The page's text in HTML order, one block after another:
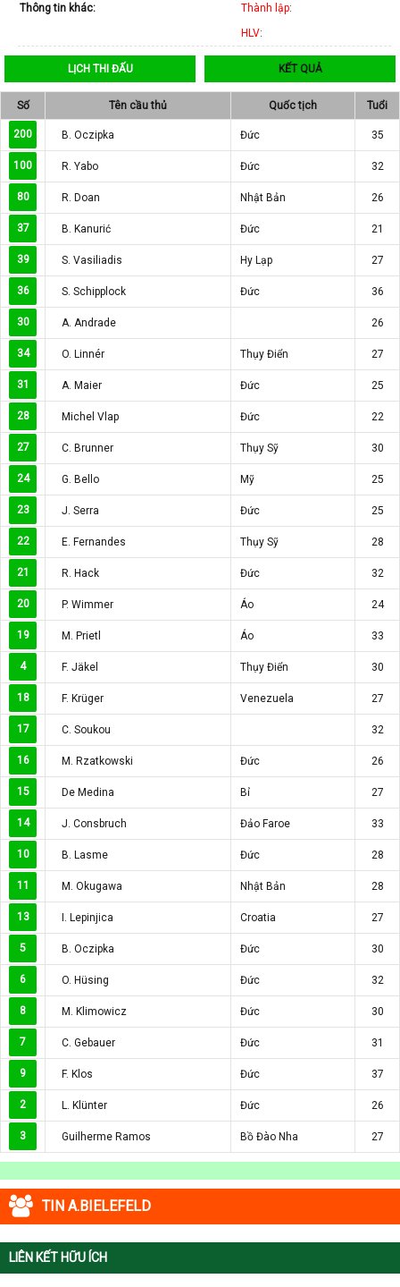
Thông tin khác:
Thành lập:
HLV:
LỊCH THI ĐẤU KẾT QUẢ
Số Tên cầu thủ Quốc tịch Tuổi
200 B. Oczipka Đức 35
100 R. Yabo Đức 32
80 R. Doan Nhật Bản 26
37 B. Kanurić Đức 21
39 S. Vasiliadis Hy Lạp 27
36 S. Schipplock Đức 36
30 A. Andrade 26
34 O. Linnér Thụy Điển 27
31 A. Maier Đức 25
28 Michel Vlap Đức 22
27 C. Brunner Thụy Sỹ 30
24 G. Bello Mỹ 25
23 J. Serra Đức 25
22 E. Fernandes Thụy Sỹ 28
21 R. Hack Đức 32
20 P. Wimmer Áo 24
19 M. Prietl Áo 33
4 F. Jäkel Thụy Điển 30
18 F. Krüger Venezuela 27
17 C. Soukou 32
16 M. Rzatkowski Đức 26
15 De Medina Bỉ 27
14 J. Consbruch Đảo Faroe 33
10 B. Lasme Đức 28
11 M. Okugawa Nhật Bản 28
13 I. Lepinjica Croatia 27
5 B. Oczipka Đức 30
6 O. Hüsing Đức 32
8 M. Klimowicz Đức 30
7 C. Gebauer Đức 31
9 F. Klos Đức 37
2 L. Klünter Đức 26
3 Guilherme Ramos Bồ Đào Nha 27
TIN A.BIELEFELD
LIÊN KẾT HỮU ÍCH